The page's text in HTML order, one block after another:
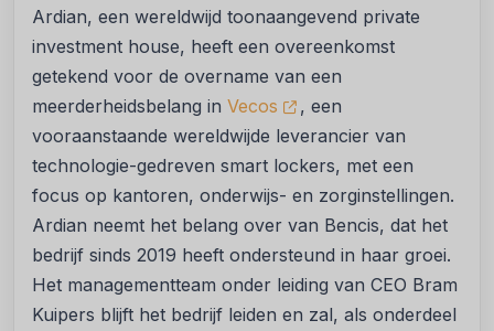
Ardian, een wereldwijd toonaangevend private
investment house, heeft een overeenkomst
getekend voor de overname van een
meerderheidsbelang in Vecos
, een
vooraanstaande wereldwijde leverancier van
technologie-gedreven smart lockers, met een
focus op kantoren, onderwijs- en zorginstellingen.
Ardian neemt het belang over van Bencis, dat het
bedrijf sinds 2019 heeft ondersteund in haar groei.
Het managementteam onder leiding van CEO Bram
Kuipers blijft het bedrijf leiden en zal, als onderdeel